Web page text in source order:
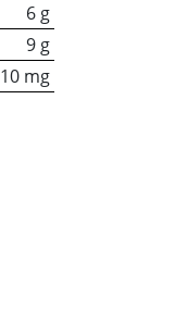
6 g
9 g
10 mg